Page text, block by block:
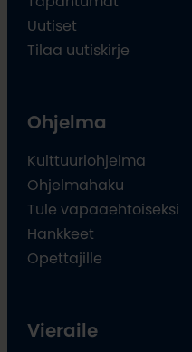
Uutiset
Tilaa uutiskirje
Ohjelma
Kulttuuriohjelma
Ohjelmahaku
Tule vapaaehtoiseksi
Hankkeet
Opettajille
Vieraile